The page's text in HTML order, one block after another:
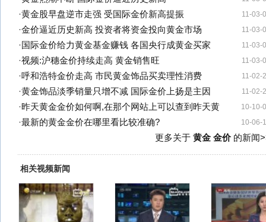
11-03-
·黄金股早盘逆市走强 受国际金价新高提振
11-03-
·金价逼近历史新高 投资者将资金投向黄金市场
11-03-
· 国际金价给力黄金基金赚钱 各国央行成黄金买家
11-03-
·视频:沪穗金价持续走高 黄金销售旺
11-02-
·呼和浩特金价走高 市民黄金饰品买卖理性消费
11-02-
·黄金饰品淡季销量只增不减 国际金价上扬是主因
10-10-
·昨天黄金金价如何啊,在那个网站上可以查到昨天黄
10-06-
·最新的黄金金价在哪里看比较准确?
更多关于 黄金 金价的新闻
相关视频新闻